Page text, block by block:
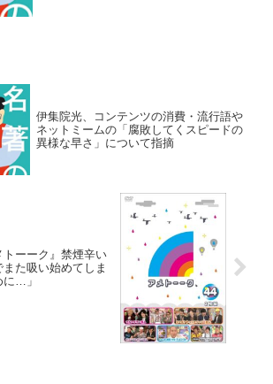
伊集院光、コンテンツの消費・流行語や
ネットミームの「腐敗してくスピードの
異様な早さ」について指摘
ーーク』禁煙辛い
た吸い始めてしま
に…」